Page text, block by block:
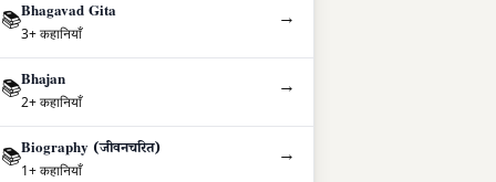
📚Bhagavad Gita
3+ कहानियाँ
→
📚Bhajan
2+ कहानियाँ
→
📚Biography (जीवनचरित)
1+ कहानियाँ
→